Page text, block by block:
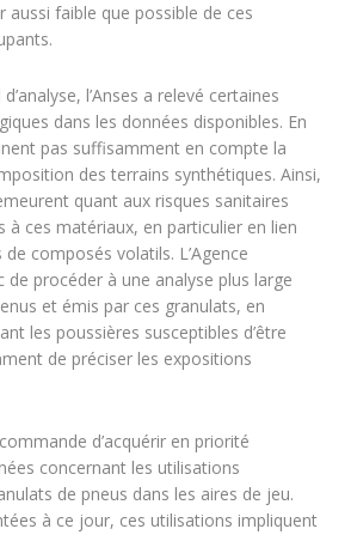
aussi faible que possible de ces
l’Anses a relevé certaines
dans les données disponibles. En
pas suffisamment en compte la
des terrains synthétiques. Ainsi,
quant aux risques sanitaires
à ces matériaux, en particulier en lien
composés volatils. L’Agence
procéder à une analyse plus large
et émis par ces granulats, en
les poussières susceptibles d’être
de préciser les expositions
d’acquérir en priorité
concernant les utilisations
de pneus dans les aires de jeu.
à ce jour, ces utilisations impliquent